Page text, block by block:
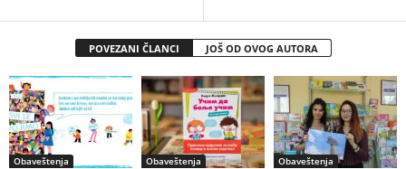
POVEZANI ČLANCI JOŠ OD OVOG AUTORA
Obaveštenja Obaveštenja Obaveštenja